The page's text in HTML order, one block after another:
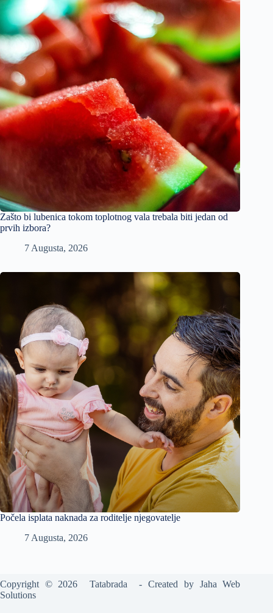
Zašto bi lubenica tokom toplotnog vala trebala biti jedan od
prvih izbora?
7 Augusta, 2026
Počela isplata naknada za roditelje njegovatelje
7 Augusta, 2026
Copyright © 2026 Tatabrada - Created by Jaha Web
Solutions